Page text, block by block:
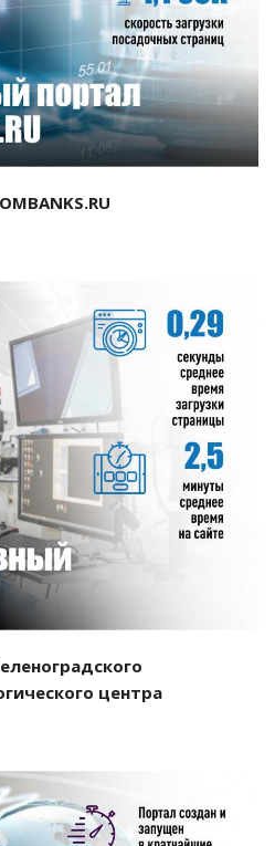
проект
проект
центра